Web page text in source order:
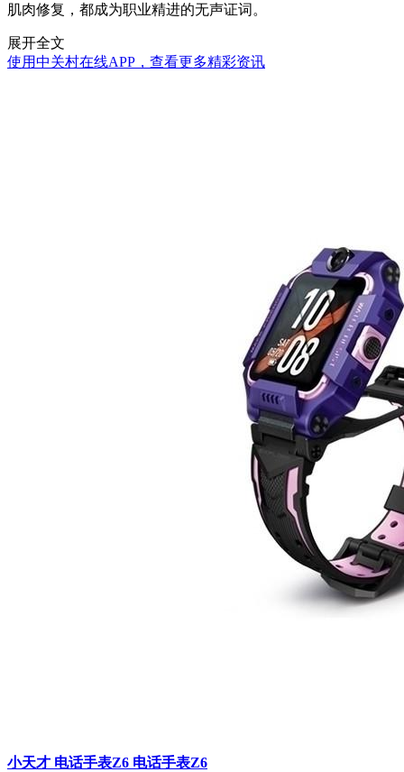
肌肉修复，都成为职业精进的无声证词。
展开全文
使用中关村在线APP，查看更多精彩资讯
小天才 电话手表Z6 电话手表Z6